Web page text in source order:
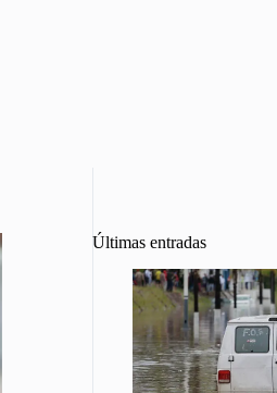
Últimas entradas